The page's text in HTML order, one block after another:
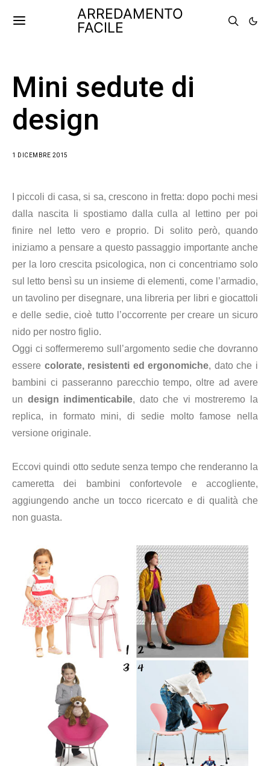
ARREDAMENTO
FACILE
Mini sedute di
design
1 DICEMBRE 2015
I piccoli di casa, si sa, crescono in fretta: dopo pochi mesi
dalla nascita li spostiamo dalla culla al lettino per poi
finire nel letto vero e proprio. Di solito però, quando
iniziamo a pensare a questo passaggio importante anche
per la loro crescita psicologica, non ci concentriamo solo
sul letto bensì su un insieme di elementi, come l’armadio,
un tavolino per disegnare, una libreria per libri e giocattoli
e delle sedie, cioè tutto l’occorrente per creare un sicuro
nido per nostro figlio.
Oggi ci soffermeremo sull’argomento sedie che dovranno
essere colorate, resistenti ed ergonomiche, dato che i
bambini ci passeranno parecchio tempo, oltre ad avere
un design indimenticabile, dato che vi mostreremo la
replica, in formato mini, di sedie molto famose nella
versione originale.
Eccovi quindi otto sedute senza tempo che renderanno la
cameretta dei bambini confortevole e accogliente,
aggiungendo anche un tocco ricercato e di qualità che
non guasta.